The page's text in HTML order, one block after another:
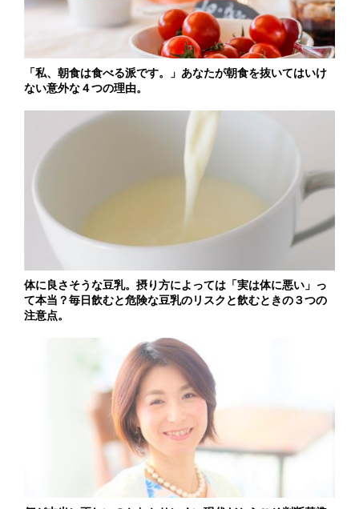
「私、朝食は食べる派です。」あなたが朝食を抜いてはいけ
ない意外な４つの理由。
体に良さそうな豆乳。摂り方によっては「実は体に悪い」っ
て本当？毎日飲むと危険な豆乳のリスクと飲むときの３つの
注意点。